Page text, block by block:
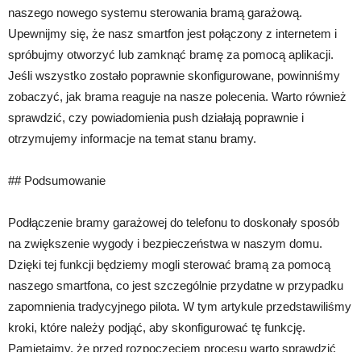
naszego nowego systemu sterowania bramą garażową.
Upewnijmy się, że nasz smartfon jest połączony z internetem i
spróbujmy otworzyć lub zamknąć bramę za pomocą aplikacji.
Jeśli wszystko zostało poprawnie skonfigurowane, powinniśmy
zobaczyć, jak brama reaguje na nasze polecenia. Warto również
sprawdzić, czy powiadomienia push działają poprawnie i
otrzymujemy informacje na temat stanu bramy.
## Podsumowanie
Podłączenie bramy garażowej do telefonu to doskonały sposób
na zwiększenie wygody i bezpieczeństwa w naszym domu.
Dzięki tej funkcji będziemy mogli sterować bramą za pomocą
naszego smartfona, co jest szczególnie przydatne w przypadku
zapomnienia tradycyjnego pilota. W tym artykule przedstawiliśmy
kroki, które należy podjąć, aby skonfigurować tę funkcję.
Pamiętajmy, że przed rozpoczęciem procesu warto sprawdzić